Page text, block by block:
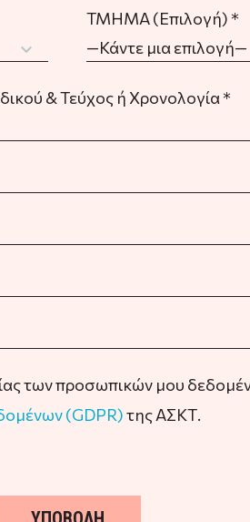
ΤΜΗΜΑ (Επιλογή) *
—Κάντε μια επιλογή—
& Τεύχος ή Χρονολογία *
των προσωπικών μου
(GDPR)της ΑΣΚΤ.